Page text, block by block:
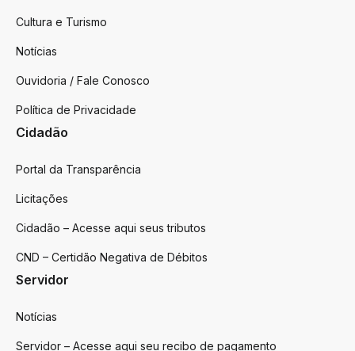
Cultura e Turismo
Notícias
Ouvidoria / Fale Conosco
Política de Privacidade
Cidadão
Portal da Transparência
Licitações
Cidadão – Acesse aqui seus tributos
CND – Certidão Negativa de Débitos
Servidor
Notícias
Servidor – Acesse aqui seu recibo de pagamento